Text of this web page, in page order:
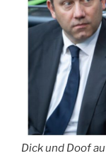
Dick und Doof